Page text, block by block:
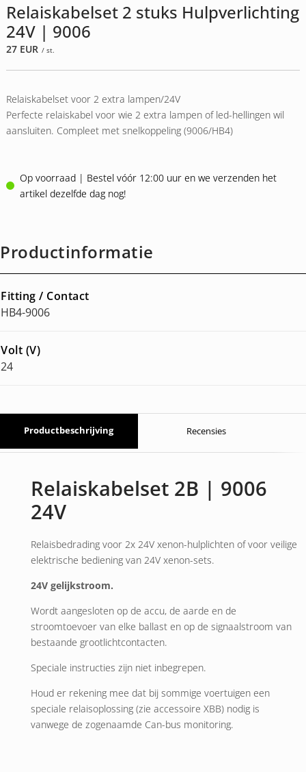
Relaiskabelset 2 stuks Hulpverlichting
24V | 9006
27 EUR / st.
Relaiskabelset voor 2 extra lampen/24V
Perfecte relaiskabel voor wie 2 extra lampen of led-hellingen wil
aansluiten. Compleet met snelkoppeling (9006/HB4)
Op voorraad | Bestel vóór 12:00 uur en we verzenden het
artikel dezelfde dag nog!
Productinformatie
Fitting / Contact
HB4-9006
Volt (V)
24
Productbeschrijving Recensies
Relaiskabelset 2B | 9006
24V
Relaisbedrading voor 2x 24V xenon-hulplichten of voor veilige
elektrische bediening van 24V xenon-sets.
24V gelijkstroom.
Wordt aangesloten op de accu, de aarde en de
stroomtoevoer van elke ballast en op de signaalstroom van
bestaande grootlichtcontacten.
Speciale instructies zijn niet inbegrepen.
Houd er rekening mee dat bij sommige voertuigen een
speciale relaisoplossing (zie accessoire XBB) nodig is
vanwege de zogenaamde Can-bus monitoring.